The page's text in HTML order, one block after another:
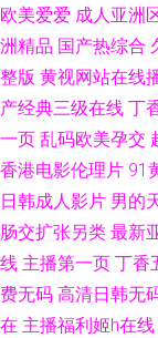
码妻精品一区二区 激
极品美女在线 91蜜拍
蕉娱乐 久久超碰人人
五月日韩 91黄色网入
品在线 九九久久99免
欧美爱爱 成人亚洲
洲精品 国产热综合
整版 黄视网站在线
产经典三级在线 丁
一页 乱码欧美孕交
香港电影伦理片 91
日韩成人影片 男的
肠交扩张另类 最新
线 主播第一页 丁香
费无码 高清日韩无
在 主播福利姬h在线